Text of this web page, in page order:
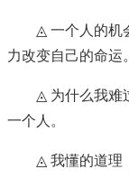
◬ 一个人的机
力改变自己的命运。
◬ 为什么我难
一个人。
◬ 我懂的道理